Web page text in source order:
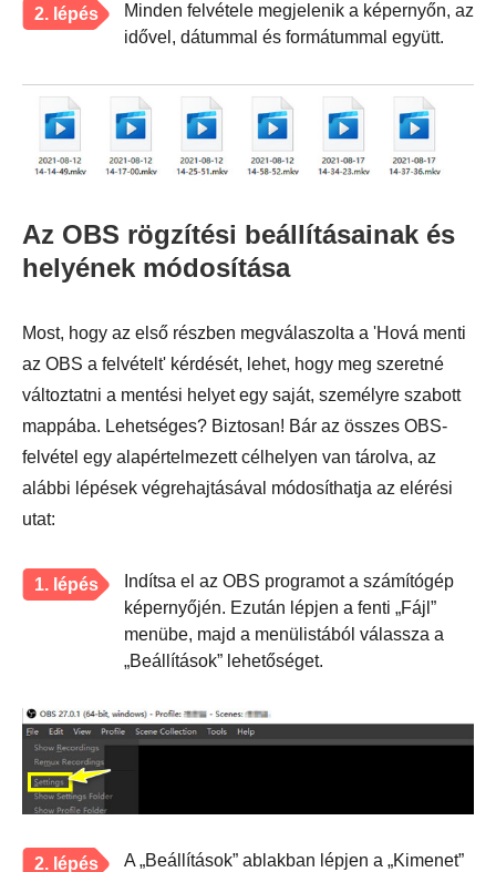
2. lépés
Minden felvétele megjelenik a képernyőn, az
idővel, dátummal és formátummal együtt.
Az OBS rögzítési beállításainak és
helyének módosítása
Most, hogy az első részben megválaszolta a 'Hová menti
az OBS a felvételt' kérdését, lehet, hogy meg szeretné
változtatni a mentési helyet egy saját, személyre szabott
mappába. Lehetséges? Biztosan! Bár az összes OBS-
felvétel egy alapértelmezett célhelyen van tárolva, az
alábbi lépések végrehajtásával módosíthatja az elérési
utat:
1. lépés
Indítsa el az OBS programot a számítógép
képernyőjén. Ezután lépjen a fenti „Fájl”
menübe, majd a menülistából válassza a
„Beállítások” lehetőséget.
2. lépés A „Beállítások” ablakban lépjen a „Kimenet”